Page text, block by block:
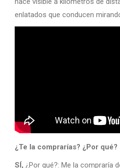
enlatados que conducen
¿Te la comprarías? ¿Por qué?
SÍ, ¿Por qué?: Me la compraría